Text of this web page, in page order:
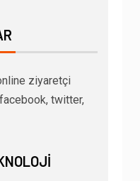
ziyaretçi
twitter,